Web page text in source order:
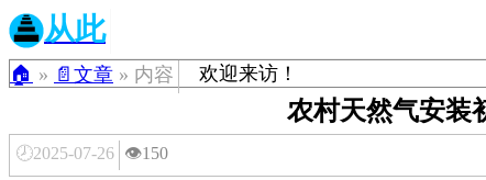
从此
🏠 » 📄文章 » 内容 欢迎来访！
农村天然气安装
🕗2025-07-26 👁️150